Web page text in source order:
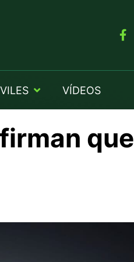
VÍDEOS
que